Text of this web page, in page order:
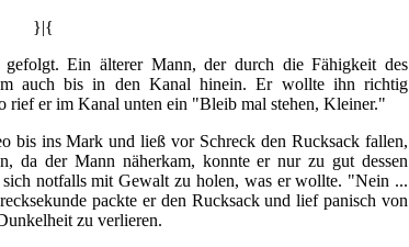
}|{
Ein älterer Mann, der durch die Fähigkeit des
auch bis in den Kanal hinein. Er wollte ihn richtig
rief er im Kanal unten ein "Bleib mal stehen, Kleiner."
bis ins Mark und ließ vor Schreck den Rucksack fallen,
da der Mann näherkam, konnte er nur zu gut dessen
notfalls mit Gewalt zu holen, was er wollte. "Nein ...
packte er den Rucksack und lief panisch von
zu verlieren.